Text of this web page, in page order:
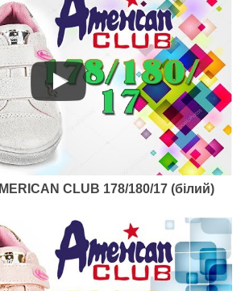
124/22
American clubCLUB 178/180/17 (білий)